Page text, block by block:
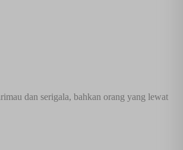
dan serigala, bahkan orang yang lewat